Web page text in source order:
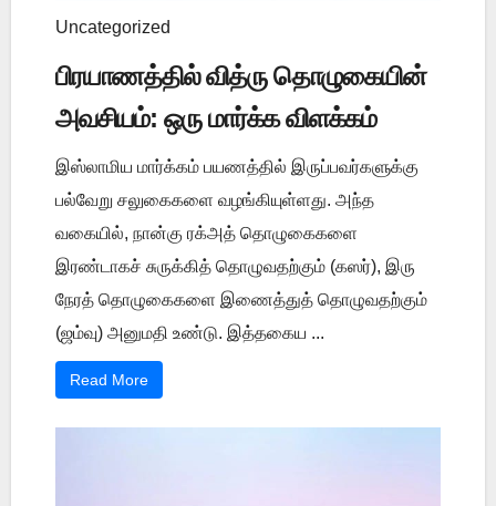
Uncategorized
பிரயாணத்தில் வித்ரு தொழுகையின்
அவசியம்: ஒரு மார்க்க விளக்கம்
இஸ்லாமிய மார்க்கம் பயணத்தில் இருப்பவர்களுக்கு
பல்வேறு சலுகைகளை வழங்கியுள்ளது. அந்த
வகையில், நான்கு ரக்அத் தொழுகைகளை
இரண்டாகச் சுருக்கித் தொழுவதற்கும் (கஸர்), இரு
நேரத் தொழுகைகளை இணைத்துத் தொழுவதற்கும்
(ஜம்வு) அனுமதி உண்டு. இத்தகைய ...
Read More